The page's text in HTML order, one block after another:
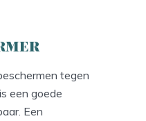
tegen
een goede
Een